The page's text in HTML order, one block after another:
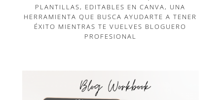
PLANTILLAS, EDITABLES EN CANVA, UNA
HERRAMIENTA QUE BUSCA AYUDARTE A TENER
ÉXITO MIENTRAS TE VUELVES BLOGUERO
PROFESIONAL